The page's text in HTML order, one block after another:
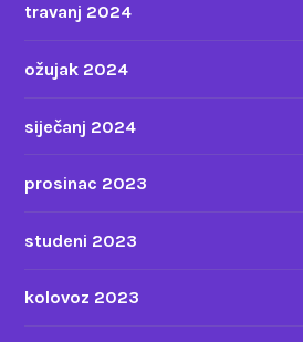
travanj 2024
ožujak 2024
siječanj 2024
prosinac 2023
studeni 2023
kolovoz 2023